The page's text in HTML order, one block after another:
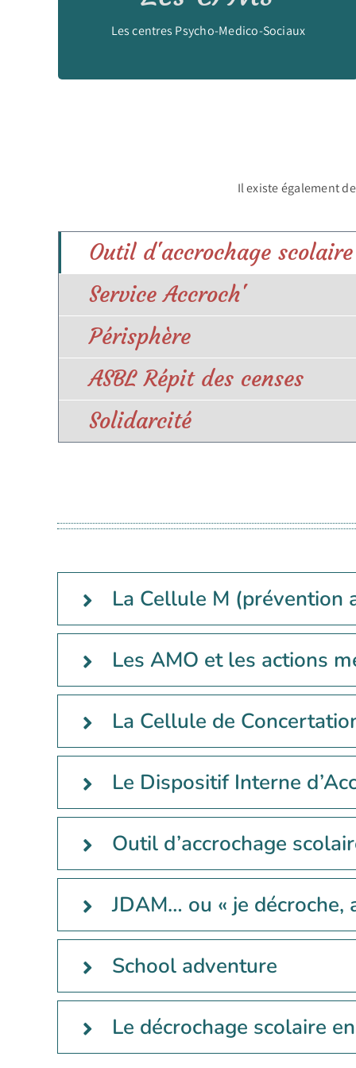
Les centres Psycho-Medico-Sociaux
Découvrir >>
Il existe également
Outil d'accrochage scolaire
Service Accroch'
Périsphère
ASBL Répit des censes
Solidarcité
La Cellule M (prévention
Les AMO et les actions
La Cellule de
Le Dispositif Interne
Outil d’accrochage
JDAM… ou « je décroche,
School adventure
Le décrochage scolaire